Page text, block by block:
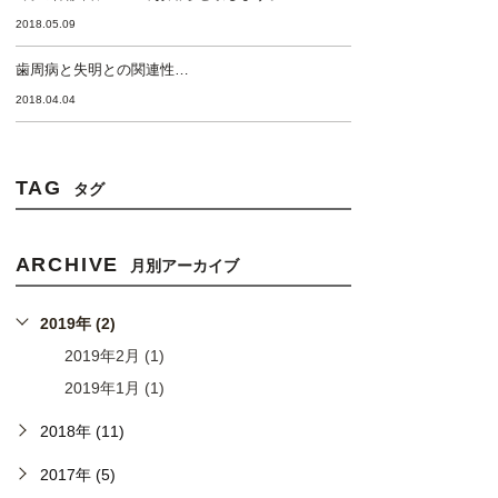
2018.05.09
歯周病と失明との関連性…
2018.04.04
TAG タグ
ARCHIVE 月別アーカイブ
2019年 (2)
2019年2月 (1)
2019年1月 (1)
2018年 (11)
2017年 (5)